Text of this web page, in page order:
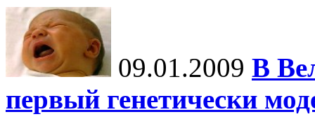
09.01.2009 В
первый генетически